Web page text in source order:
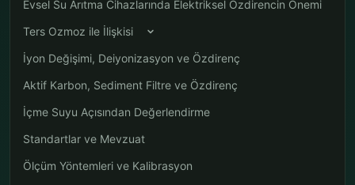
Evsel Su Arıtma Cihazlarında Elektriksel Özdirencin Önemi
Ters Ozmoz ile İlişkisi
İyon Değişimi, Deiyonizasyon ve Özdirenç
Aktif Karbon, Sediment Filtre ve Özdirenç
İçme Suyu Açısından Değerlendirme
Standartlar ve Mevzuat
Ölçüm Yöntemleri ve Kalibrasyon